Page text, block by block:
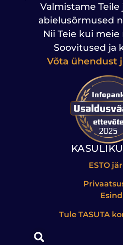
Valmistame Teile
abielusõrmused
Nii Teie kui
Soovitused ja
Võta ühendust
ESTO
Tule TASUTA